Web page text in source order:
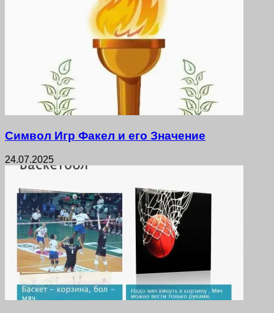
Символ Игр Факел и его Значение
24.07.2025